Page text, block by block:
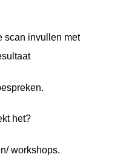
scan invullen met
het?
workshops.